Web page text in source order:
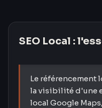
SEO Local :
Le référencement
la visibilité d'une
local Google